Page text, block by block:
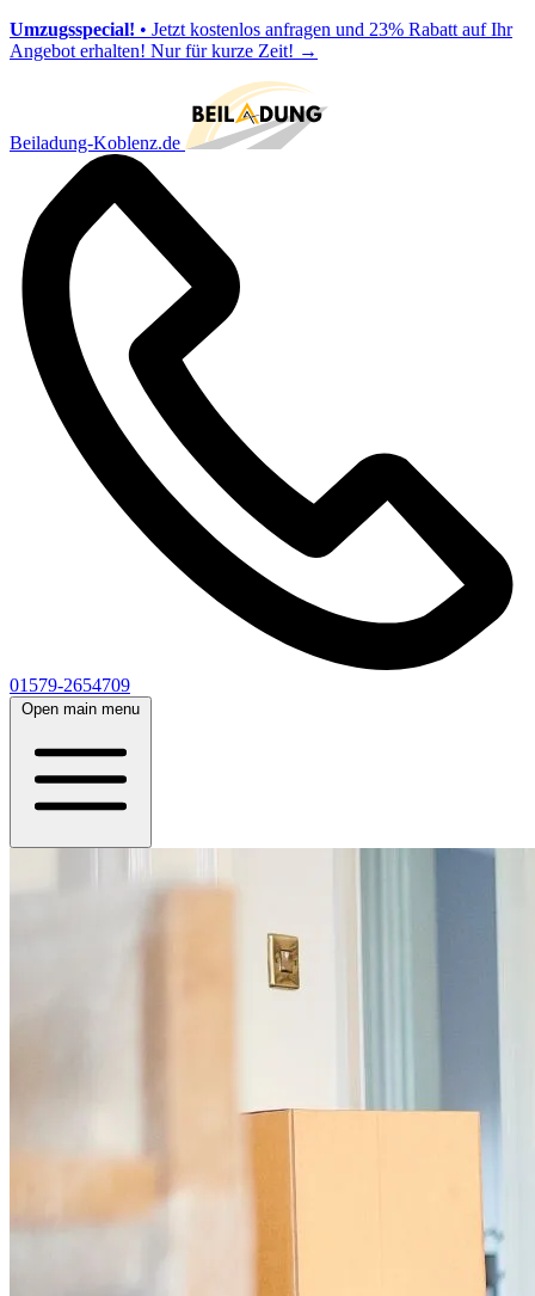
Umzugsspecial! • Jetzt kostenlos anfragen und 23% Rabatt auf Ihr
Angebot erhalten! Nur für kurze Zeit! →
Beiladung-Koblenz.de
01579-2654709
Open main menu